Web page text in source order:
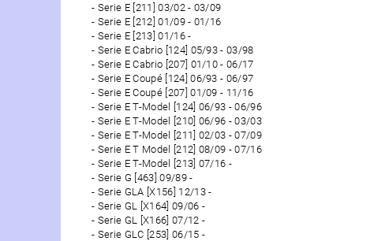
Serie E [211] 03/02 - 03/09
Serie E [212] 01/09 - 01/16
Serie E [213] 01/16 -
Serie E Cabrio [124] 05/93 - 03/98
Serie E Cabrio [207] 01/10 - 06/17
Serie E Coupé [124] 06/93 - 06/97
Serie E Coupé [207] 01/09 - 11/16
Serie E T-Model [124] 06/93 - 06/96
Serie E T-Model [210] 06/96 - 03/03
Serie E T-Model [211] 02/03 - 07/09
Serie E T Model [212] 08/09 - 07/16
Serie E T-Model [213] 07/16 -
Serie G [463] 09/89 -
Serie GLA [X156] 12/13 -
Serie GL [X164] 09/06 -
Serie GL [X166] 07/12 -
Serie GLC [253] 06/15 -